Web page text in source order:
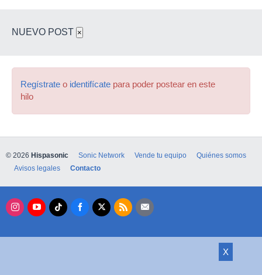
NUEVO POST ×
Regístrate o identifícate para poder postear en este
hilo
X
© 2026 Hispasonic Sonic Network Vende tu equipo
Quiénes somos
Avisos legales
Contacto